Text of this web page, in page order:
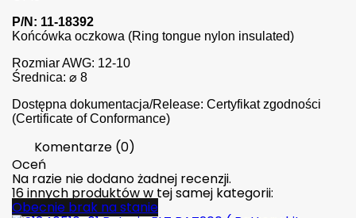
P/N: 11-18392
Końcówka oczkowa (Ring tongue nylon insulated)
Rozmiar AWG: 12-10
Średnica: ⌀ 8
Dostępna dokumentacja/Release: Certyfikat zgodności
(Certificate of Conformance)
Komentarze (0)
Oceń
Na razie nie dodano żadnej recenzji.
16 innych produktów w tej samej kategorii:
Obecnie brak na stanie